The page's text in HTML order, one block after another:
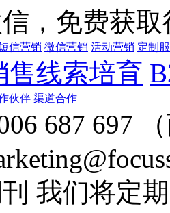
，免费获
信营销 微信营销 活动营销 定制
售线索培育
伙伴 渠道合作
687 697
我们将定